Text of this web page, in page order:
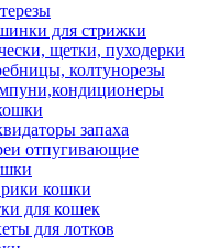
для стрижки
щетки, пуходерки
колтунорезы
запаха
отпугивающие
кошки
для кошек
для лотков